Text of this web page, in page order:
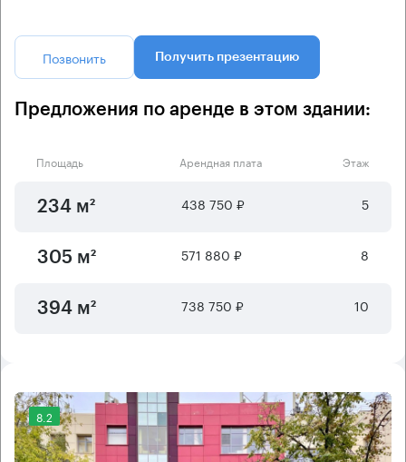
Позвонить Получить презентацию
Предложения по аренде в этом здании:
Площадь Арендная плата Этаж
234 м² 438 750 ₽ 5
305 м² 571 880 ₽ 8
394 м² 738 750 ₽ 10
8.2